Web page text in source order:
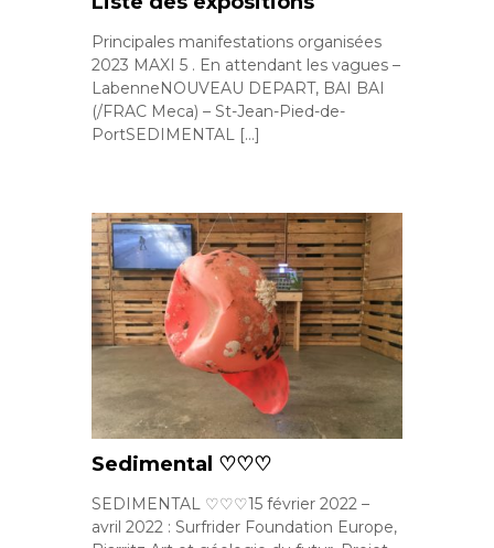
Principales manifestations organisées
2023 MAXI 5 . En attendant les vagues –
LabenneNOUVEAU DEPART, BAI BAI
(/FRAC Meca) – St-Jean-Pied-de-
PortSEDIMENTAL […]
Sedimental ♡♡♡
SEDIMENTAL ♡♡♡15 février 2022 –
avril 2022 : Surfrider Foundation Europe,